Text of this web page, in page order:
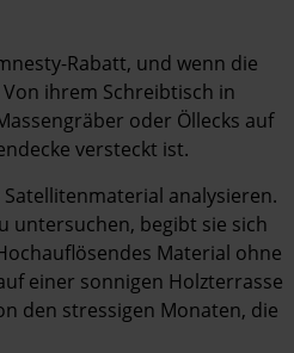
Rabatt, und wenn die
ihrem Schreibtisch in
oder Öllecks auf
versteckt ist.
analysieren.
untersuchen, begibt sie sich
Material ohne
einer sonnigen Holzterrasse
den stressigen Monaten, die